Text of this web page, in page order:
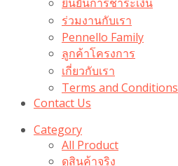
ร่วมงานกับเรา
Pennello Family
ลูกค้าโครงการ
เกี่ยวกับเรา
Terms and Conditions
Contact Us
Category
All Product
ดูสินค้าจริง